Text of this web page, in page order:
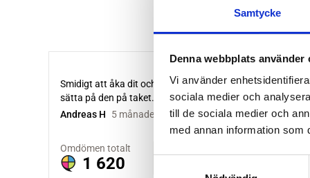
Samtycke
Denna webbplats använder
Vi använder
sociala medier och
till de sociala medier och
med annan information som